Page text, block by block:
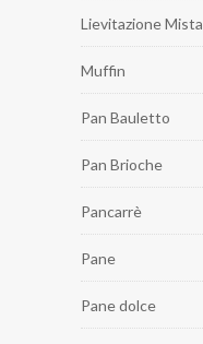
Lievitazione Mista
Muffin
Pan Bauletto
Pan Brioche
Pancarrè
Pane
Pane dolce